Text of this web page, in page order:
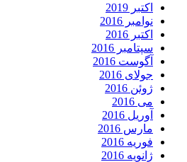
اکتبر 2019
نوامبر 2016
اکتبر 2016
سپتامبر 2016
آگوست 2016
جولای 2016
ژوئن 2016
می 2016
آوریل 2016
مارس 2016
فوریه 2016
ژانویه 2016